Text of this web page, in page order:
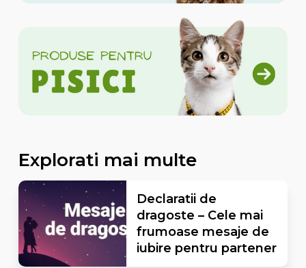
Explorati mai multe
Declaratii de
dragoste – Cele mai
frumoase mesaje de
iubire pentru partener